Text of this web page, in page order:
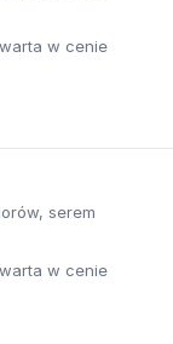
w cenie
serem
w cenie